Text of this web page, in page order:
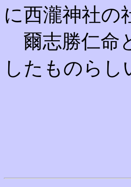
に西瀧神社の
爾志勝仁命
したものら